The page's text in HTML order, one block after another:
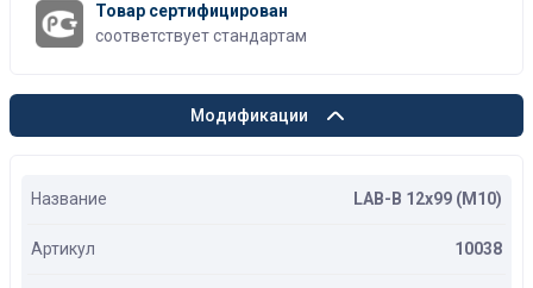
Товар сертифицирован
соответствует стандартам
Модификации
Название LAB-B 12х99 (М10)
Артикул 10038